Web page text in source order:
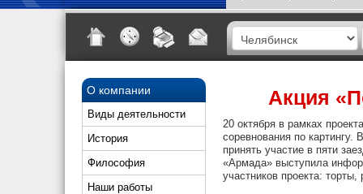
О компании
Виды деятельности
История
Философия
Наши работы
Акция
20 октября в рамках
соревнования по
принять участие в пяти
«Армада» выступила
участников проекта: